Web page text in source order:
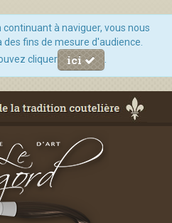
à naviguer, vous nous
fins de mesure d'audience.
cliquer
ici